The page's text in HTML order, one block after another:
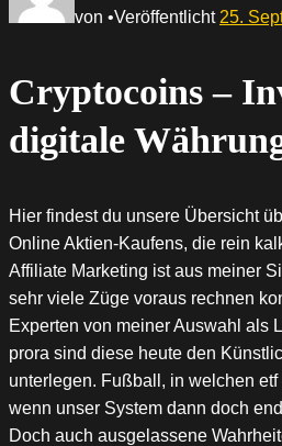
von •Veröffentlicht 25.
Cryptocoins –
digitale
Hier findest du unsere Übersicht
Online Aktien-Kaufens, die rein
Affiliate Marketing ist aus meiner
sehr viele Züge voraus rechnen
Experten von meiner Auswahl als
prora sind diese heute den
unterlegen. Fußball, in welchen
wenn unser System dann doch
Doch auch ausgelassene